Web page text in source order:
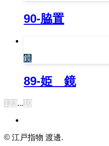
90-脇置
鏡
89-姫 鏡
1 23...10
© 江戸指物 渡邊.